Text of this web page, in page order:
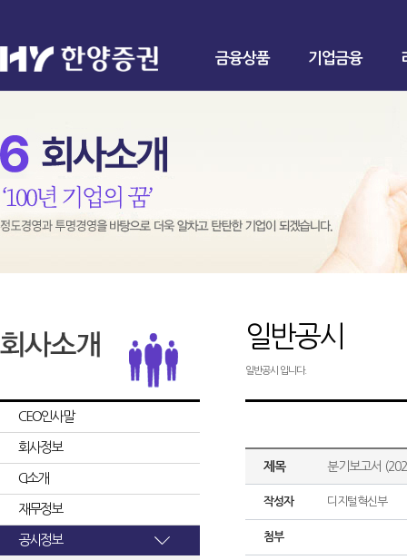
금융상품 기업금융
CEO인사말
회사정보
CI소개
재무정보
공시정보
일반공시
일반공시 입니다.
제목 분기보고서
작성자 디지털혁신부
첨부